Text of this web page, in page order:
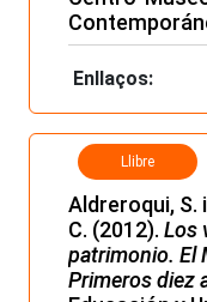
Enllaços:
Llibre
Aldreroqui, S.
C. (2012). Los
patrimonio. El
Primeros diez